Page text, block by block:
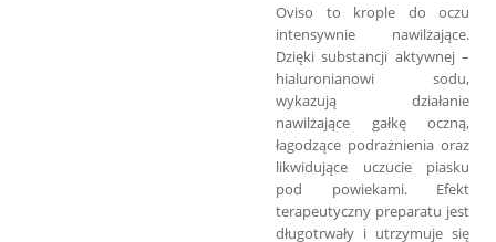
Oviso to krople do oczu
intensywnie nawilżające.
Dzięki substancji aktywnej –
hialuronianowi sodu,
wykazują działanie
nawilżające gałkę oczną,
łagodzące podrażnienia oraz
likwidujące uczucie piasku
pod powiekami. Efekt
terapeutyczny preparatu jest
długotrwały i utrzymuje się